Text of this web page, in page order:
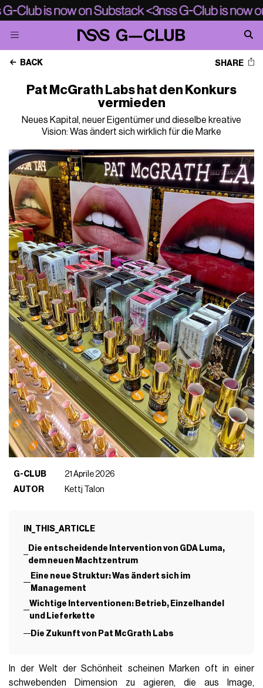
BACK SHARE
Pat McGrath Labs hat den Konkurs
vermieden
Neues Kapital, neuer Eigentümer und dieselbe kreative
Vision: Was ändert sich wirklich für die Marke
G-CLUB
21 Aprile 2026
AUTOR
Kettj Talon
IN_THIS_ARTICLE
Die entscheidende Intervention von GDA Luma,
dem neuen Machtzentrum
Eine neue Struktur: Was ändert sich im
Management
Wichtige Interventionen: Betrieb, Einzelhandel
und Lieferkette
Die Zukunft von Pat McGrath Labs
In der Welt der Schönheit scheinen Marken oft in einer
schwebenden Dimension zu agieren, die aus Image,